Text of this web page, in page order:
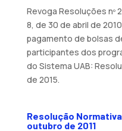
Revoga Resoluções nº
8, de 30 de abril de
pagamento de bolsas
participantes dos
do Sistema UAB:
de 2015.
Resolução Normativa
outubro de 2011